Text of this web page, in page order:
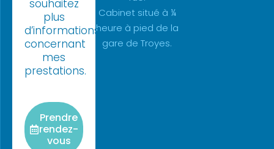
Cabinet situé à ¼
heure à pied de la
gare de Troyes.
souhaitez
plus
d’informations
concernant
mes
prestations.
Prendre
rendez-
vous